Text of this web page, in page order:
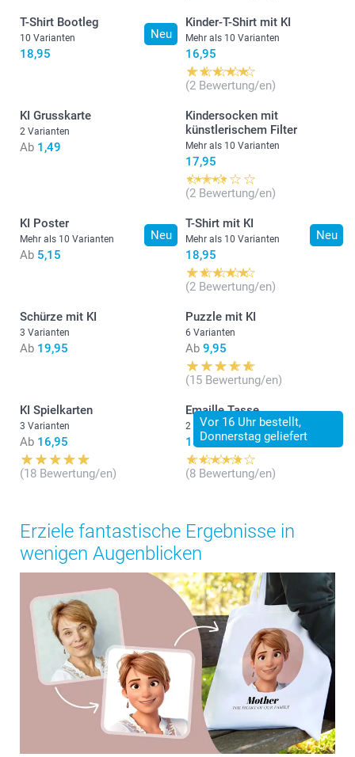
Neu
T-Shirt Bootleg
10 Varianten
18,95
Kinder-T-Shirt mit KI
Mehr als 10 Varianten
16,95
(2 Bewertung/en)
KI Grusskarte
2 Varianten
Ab 1,49
Kindersocken mit
künstlerischem Filter
Mehr als 10 Varianten
17,95
(2 Bewertung/en)
Neu
KI Poster
Mehr als 10 Varianten
Ab 5,15
Neu
T-Shirt mit KI
Mehr als 10 Varianten
18,95
(2 Bewertung/en)
Schürze mit KI
3 Varianten
Ab 19,95
Puzzle mit KI
6 Varianten
Ab 9,95
(15 Bewertung/en)
KI Spielkarten
3 Varianten
Ab 16,95
(18 Bewertung/en)
Vor 16 Uhr bestellt,
Donnerstag geliefert
Emaille Tasse
2 Varianten
13,95
(8 Bewertung/en)
Erziele fantastische Ergebnisse in
wenigen Augenblicken